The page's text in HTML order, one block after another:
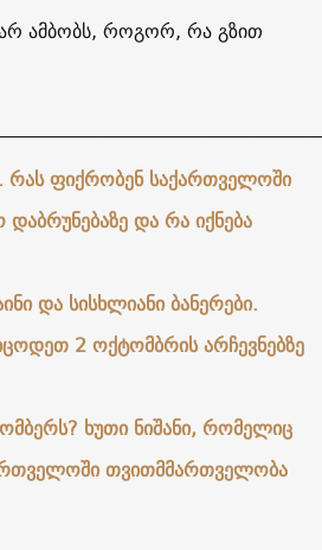
ამბობს, როგორ, რა გზით
რას ფიქრობენ საქართველოში
და რა იქნება
და სისხლიანი ბანერები.
2 ოქტომბრის არჩევნებზე
ხუთი ნიშანი, რომელიც
თვითმმართველობა